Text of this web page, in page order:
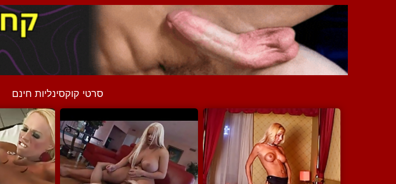
סרטי קוקסינליות חינם